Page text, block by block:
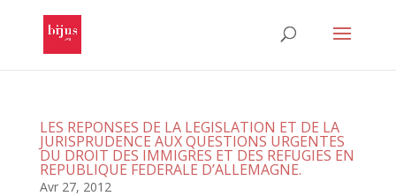
LES REPONSES DE LA LEGISLATION ET DE LA
JURISPRUDENCE AUX QUESTIONS URGENTES
DU DROIT DES IMMIGRES ET DES REFUGIES EN
REPUBLIQUE FEDERALE D’ALLEMAGNE.
Avr 27, 2012